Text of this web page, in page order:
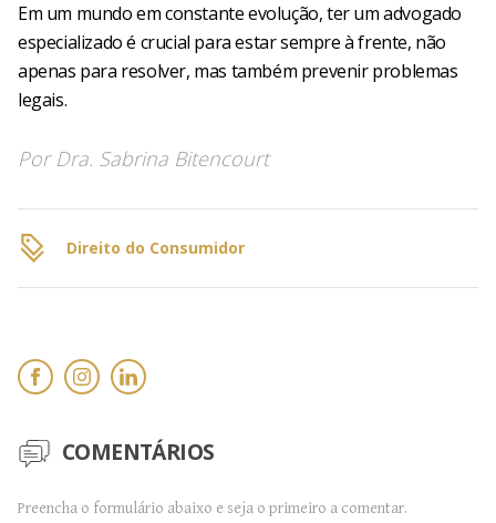
Em um mundo em constante evolução, ter um advogado
especializado é crucial para estar sempre à frente, não
apenas para resolver, mas também prevenir problemas
legais.
Por Dra. Sabrina Bitencourt
Direito do Consumidor
COMENTÁRIOS
Preencha o formulário abaixo e seja o primeiro a comentar.